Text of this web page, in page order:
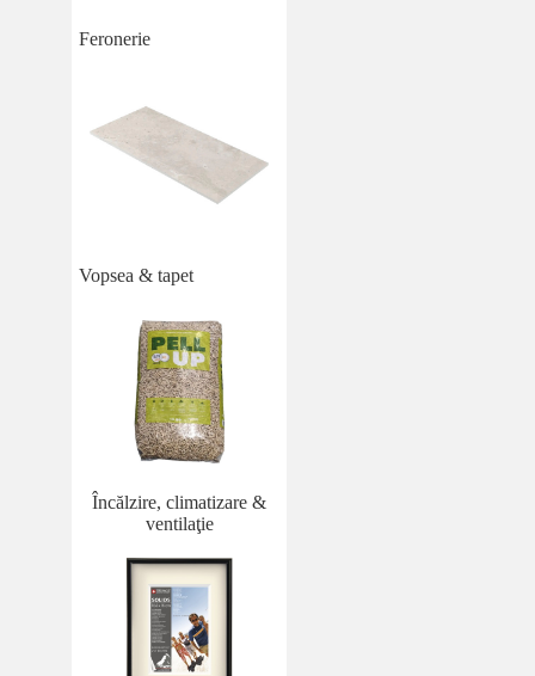
Feronerie
Vopsea & tapet
Încălzire, climatizare &
ventilaţie